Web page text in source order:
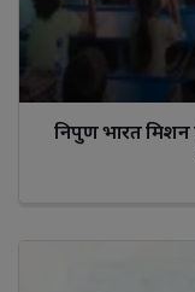
निपुण भारत